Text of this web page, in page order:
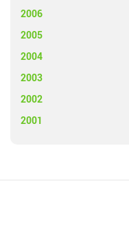
2006
2005
2004
2003
2002
2001